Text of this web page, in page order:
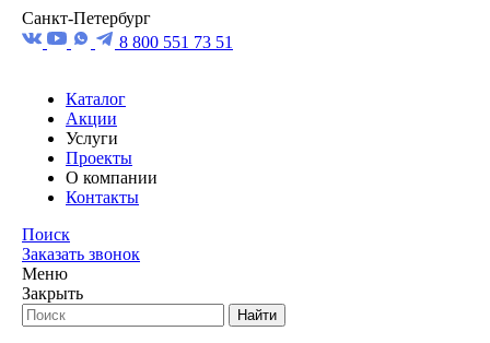
Санкт-Петербург
8 800 551 73 51
Каталог
Акции
Услуги
Проекты
О компании
Контакты
Поиск
Заказать звонок
Меню
Закрыть
Найти